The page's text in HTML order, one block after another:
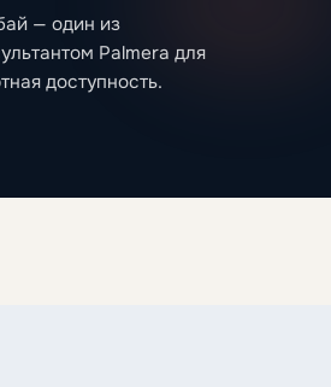
— один из
Palmera для
доступность.